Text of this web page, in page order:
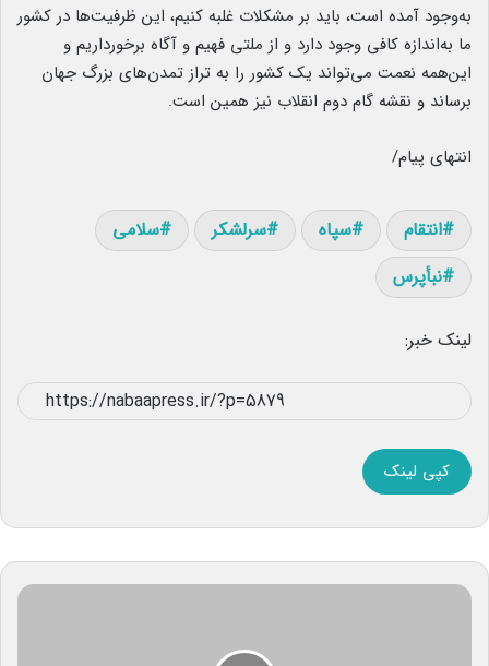
به‌وجود آمده است، باید بر مشکلات غلبه کنیم، این ظرفیت‌ها در کشور
ما به‌اندازه کافی وجود دارد و از ملتی فهیم و آگاه برخورداریم و
این‌همه نعمت می‌تواند یک کشور را به تراز تمدن‌های بزرگ جهان
برساند و نقشه گام دوم انقلاب نیز همین است.
انتهای پیام/
انتقام سپاه سرلشکر
سلامی
نبأپرس
لینک خبر:
کپی لینک